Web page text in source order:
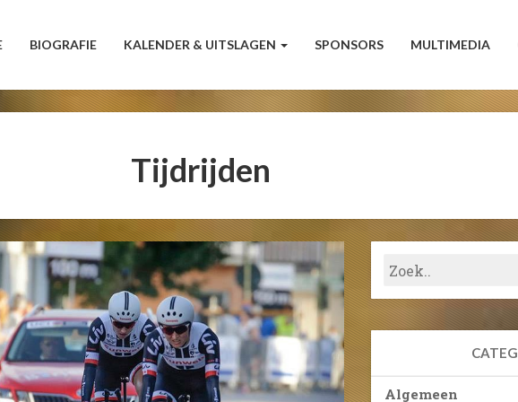
BIOGRAFIE KALENDER & UITSLAGEN SPONSORS MULTIMEDIA
Tijdrijden
Algemeen